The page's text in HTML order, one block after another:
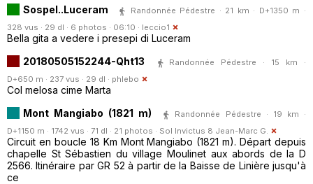
Sospel..Luceram
Randonnée Pédestre · 21 km · D+1350 m ·
328 vus · 29 dl · 6 photos · 06:10 · leccio1
Bella gita a vedere i presepi di Luceram
20180505152244-Qht13
Randonnée Pédestre · 15 km ·
D+650 m · 237 vus · 29 dl · phlebo
Col melosa cime Marta
Mont Mangiabo (1821 m)
Randonnée Pédestre · 19 km ·
D+1150 m · 1742 vus · 71 dl · 21 photos · Sol Invictus 8 Jean-Marc G.
Circuit en boucle 18 Km Mont Mangiabo (1821 m). Départ depuis
chapelle St Sébastien du village Moulinet aux abords de la D
2566. Itinéraire par GR 52 à partir de la Baisse de Linière jusqu'à
ce